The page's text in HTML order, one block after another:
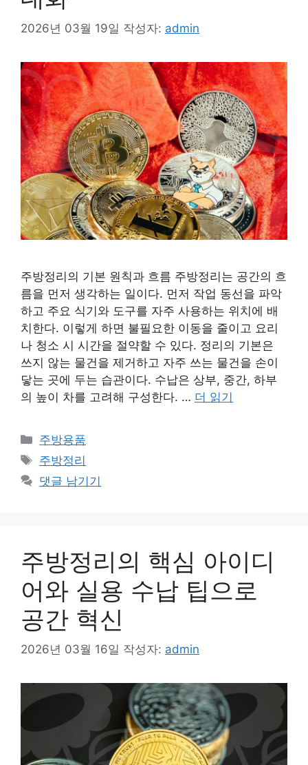
2026년 03월 19일 작성자: admin
주방정리의 기본 원칙과 흐름 주방정리는 공간의 흐
름을 먼저 생각하는 일이다. 먼저 작업 동선을 파악
하고 주요 식기와 도구를 자주 사용하는 위치에 배
치한다. 이렇게 하면 불필요한 이동을 줄이고 요리
나 청소 시 시간을 절약할 수 있다. 정리의 기본은
쓰지 않는 물건을 제거하고 자주 쓰는 물건을 손이
닿는 곳에 두는 습관이다. 수납은 상부, 중간, 하부
의 높이 차를 고려해 구성한다. … 더 읽기
카
테
고
리
주방용품
태
그
주방정리
댓글 남기기
주방정리의 핵심 아이디
어와 실용 수납 팁으로
공간 혁신
2026년 03월 16일 작성자: admin